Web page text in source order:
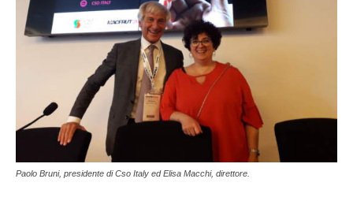
Paolo Bruni, presidente di Cso Italy ed Elisa Macchi, direttore.